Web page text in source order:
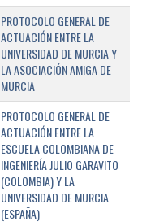
PROTOCOLO GENERAL DE
ACTUACIÓN ENTRE LA
UNIVERSIDAD DE MURCIA Y
LA ASOCIACIÓN AMIGA DE
MURCIA
PROTOCOLO GENERAL DE
ACTUACIÓN ENTRE LA
ESCUELA COLOMBIANA DE
INGENIERÍA JULIO GARAVITO
(COLOMBIA) Y LA
UNIVERSIDAD DE MURCIA
(ESPAÑA)